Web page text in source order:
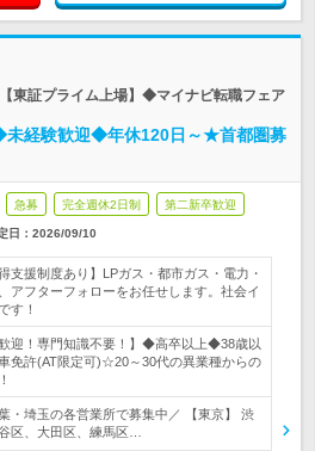
東証プライム上場】◆マイナビ転職フェア
未経験歓迎◆年休120日～★首都圏募
急募 完全週休2日制 第二新卒歓迎
日： 2026/09/10
支援制度あり】LPガス・都市ガス・電力・
アフターフォローをお任せします。社会イ
す！
歓迎！専門知識不要！】◆高卒以上◆38歳以
免許(AT限定可)☆20～30代の異業種からの
・埼玉の各営業所で募集中／ 【東京】 渋
区、大田区、練馬区…